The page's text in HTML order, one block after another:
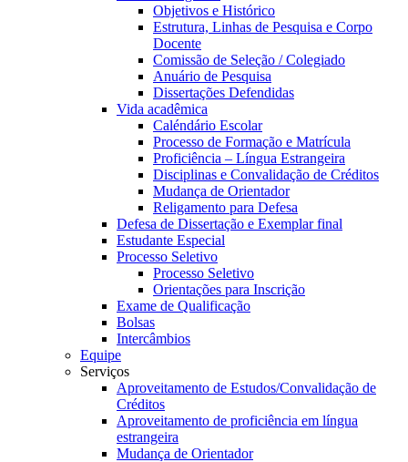
Objetivos e Histórico
Estrutura, Linhas de Pesquisa e Corpo
Docente
Comissão de Seleção / Colegiado
Anuário de Pesquisa
Dissertações Defendidas
Vida acadêmica
Caléndário Escolar
Processo de Formação e Matrícula
Proficiência – Língua Estrangeira
Disciplinas e Convalidação de Créditos
Mudança de Orientador
Religamento para Defesa
Defesa de Dissertação e Exemplar final
Estudante Especial
Processo Seletivo
Processo Seletivo
Orientações para Inscrição
Exame de Qualificação
Bolsas
Intercâmbios
Equipe
Serviços
Aproveitamento de Estudos/Convalidação de
Créditos
Aproveitamento de proficiência em língua
estrangeira
Mudança de Orientador